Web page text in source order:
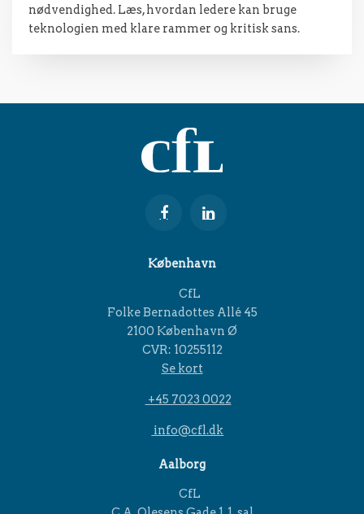
nødvendighed. Læs, hvordan ledere kan bruge
teknologien med klare rammer og kritisk sans.
København
CfL
Folke Bernadottes Allé 45
2100 København Ø
CVR: 10255112
Se kort
+45 7023 0022
info@cfl.dk
Aalborg
CfL